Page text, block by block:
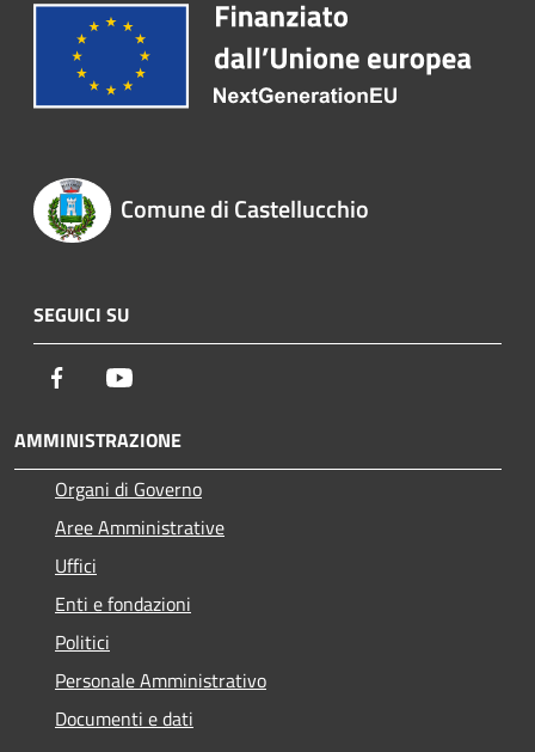
Comune di Castellucchio
SEGUICI SU
Facebook
AMMINISTRAZIONE
Organi di Governo
Aree Amministrative
Uffici
Enti e fondazioni
Politici
Personale Amministrativo
Documenti e dati